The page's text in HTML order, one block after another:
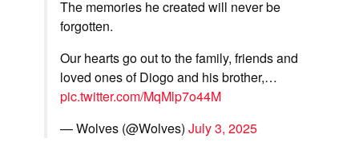
The memories he created will never be
forgotten.
Our hearts go out to the family, friends and
loved ones of Diogo and his brother,…
pic.twitter.com/MqMlp7o44M
— Wolves (@Wolves) July 3, 2025